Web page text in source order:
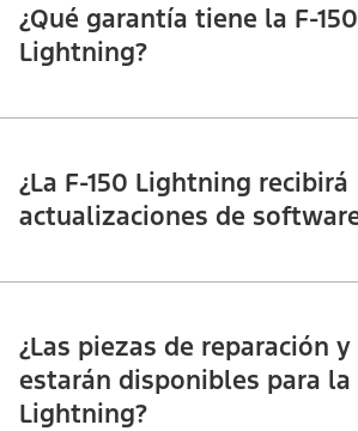
¿Qué garantía tiene la F-150
Lightning?
¿La F-150 Lightning recibirá
actualizaciones de
¿Las piezas de reparación
estarán disponibles para la
Lightning?